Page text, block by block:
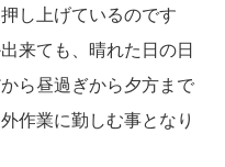
し上げているのです
来ても、晴れた日の日
ら昼過ぎから夕方まで
作業に勤しむ事となり